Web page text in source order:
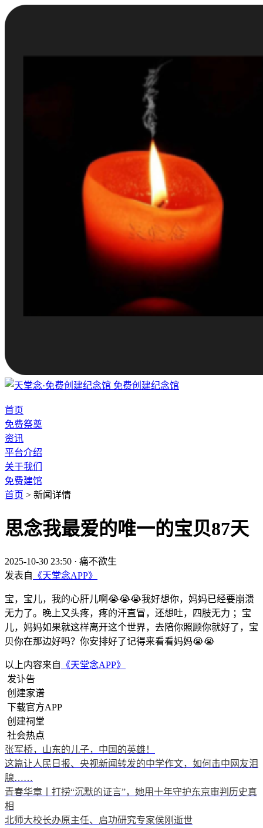
免费创建纪念馆
首页
免费祭奠
资讯
平台介绍
关于我们
免费建馆
首页 > 新闻详情
思念我最爱的唯一的宝贝87天
2025-10-30 23:50 · 痛不欲生
发表自 《天堂念APP》
宝，宝儿，我的心肝儿啊😭😭😭我好想你，妈妈已经要崩溃
无力了。晚上又头疼，疼的汗直冒，还想吐，四肢无力 ；宝
儿，妈妈如果就这样离开这个世界，去陪你照顾你就好了，宝
贝你在那边好吗？你安排好了记得来看看妈妈😭😭
以上内容来自 《天堂念APP》
发讣告
创建家谱
下载官方APP
创建祠堂
社会热点
张军桥，山东的儿子，中国的英雄！
这篇让人民日报、央视新闻转发的中学作文，如何击中网友泪
腺……
青春华章丨打捞“沉默的证言”，她用十年守护东京审判历史真
相
北师大校长办原主任、启功研究专家侯刚逝世